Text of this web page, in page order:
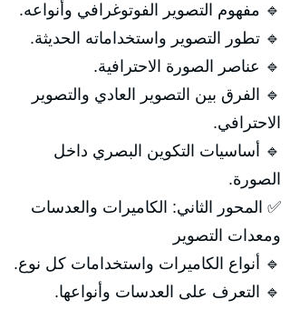
🔹 مفهوم التصوير الفوتوغرافي وأنواعه.
🔹 تطور التصوير واستخداماته الحديثة.
🔹 عناصر الصورة الاحترافية.
🔹 الفرق بين التصوير العادي والتصوير
الاحترافي.
🔹 أساسيات التكوين البصري داخل
الصورة.
✅ المحور الثاني: الكاميرات والعدسات
ومعدات التصوير
🔹 أنواع الكاميرات واستخدامات كل نوع.
🔹 التعرف على العدسات وأنواعها.